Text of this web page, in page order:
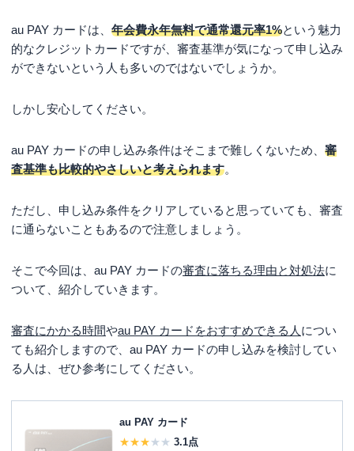
au PAY カードは、 年会費永年無料で通常還元率1%という魅力
的なクレジットカードですが、審査基準が気になって申し込み
ができないという人も多いのではないでしょうか。
しかし安心してください。
au PAY カードの申し込み条件はそこまで難しくないため、 審
査基準も比較的やさしいと考えられます。
ただし、申し込み条件をクリアしていると思っていても、審査
に通らないこともあるので注意しましょう。
そこで今回は、au PAY カードの審査に落ちる理由と対処法に
ついて、紹介していきます。
審査にかかる時間やau PAY カードをおすすめできる人 につい
ても紹介しますので、au PAY カードの申し込みを検討してい
る人は、ぜひ参考にしてください。
au PAY カード
3.1点